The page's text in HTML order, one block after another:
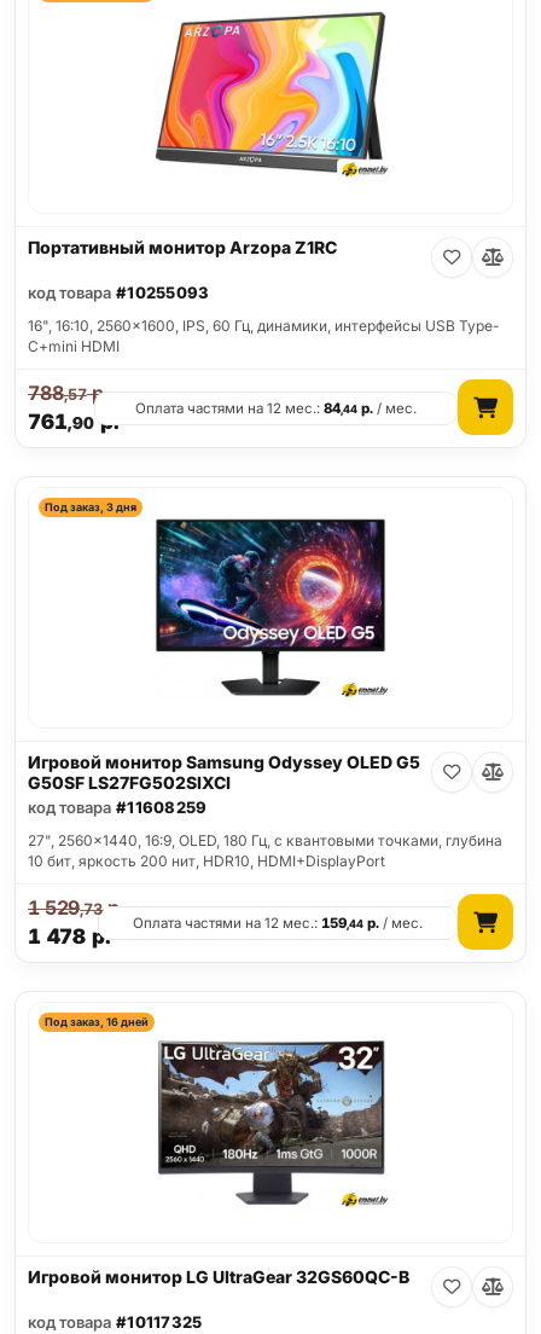
Портативный монитор Arzopa Z1RC
код товара #10255093
16", 16:10, 2560x1600, IPS, 60 Гц, динамики, интерфейсы USB Type-
C+mini HDMI
761,90р.
788,57р.
Оплата частями на 12 мес.:84,44 р. / мес.
Под заказ, 3 дня
Игровой монитор Samsung Odyssey OLED G5
G50SF LS27FG502SIXCI
код товара #11608259
27", 2560x1440, 16:9, OLED, 180 Гц, c квантовыми точками, глубина
10 бит, яркость 200 нит, HDR10, HDMI+DisplayPort
1 478 р.
1 529,73р.
Оплата частями на 12 мес.:159,44 р. / мес.
Под заказ, 16 дней
Игровой монитор LG UltraGear 32GS60QC-B
код товара #10117325